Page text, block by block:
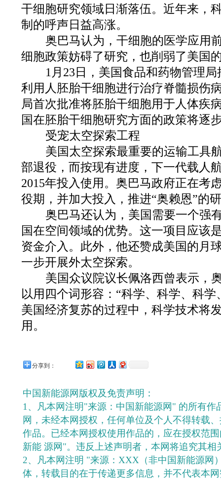
干细胞研究领域日渐落伍。近年来，
制的呼声日益高涨。
奥巴马认为，干细胞的医学应用
细胞政策妨碍了研究，也削弱了美国
1月23日，美国食品和药物管理局
利用人胚胎干细胞进行治疗脊髓损伤
局首次批准将胚胎干细胞用于人体疾
国在胚胎干细胞研究方面的政策将逐
受宠太空探索工程
美国太空探索最重要的运输工具
部退役，而按现有进度，下一代载人
2015年投入使用。奥巴马政府正在考
役期，并加大投入，推进“奥赖恩”的
奥巴马还认为，美国需要一个强
国在空间领域的优势。这一项目应该
资金介入。此外，他还赞成美国的月
一步开展外太空探索。
美国众议院议长佩洛西曾表示，
以用四个词形容：“科学、科学、科
美国经济复苏的过程中，科学技术将
用。
分享到：
中国新能源网版权及免责声明：
1、凡本网注明"来源：中国新能源网" 的所有作
网，未经本网授权，任何单位及个人不得转载
作品。已经本网授权使用作品的，应在授权范
新能 源网"。违反上述声明者，本网将追究其相
2、凡本网注明 "来源：XXX（非中国新能源网
体，转载目的在于传递更多信息，并不代表本